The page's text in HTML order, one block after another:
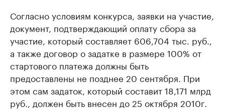
Согласно условиям конкурса, заявки на участие,
документ, подтверждающий оплату сбора за
участие, который составляет 606,704 тыс. руб.,
а также договор о задатке в размере 100% от
стартового платежа должны быть
предоставлены не позднее 20 сентября. При
этом сам задаток, который составит 18,171 млрд
руб., должен быть внесен до 25 октября 2010г.